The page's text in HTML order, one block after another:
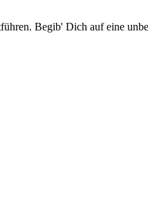
Begib' Dich auf eine